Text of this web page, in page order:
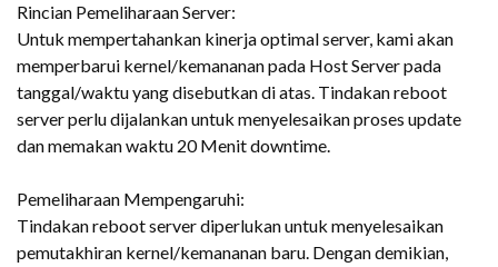
Rincian Pemeliharaan Server:
Untuk mempertahankan kinerja optimal server, kami akan
memperbarui kernel/kemananan pada Host Server pada
tanggal/waktu yang disebutkan di atas. Tindakan reboot
server perlu dijalankan untuk menyelesaikan proses update
dan memakan waktu 20 Menit downtime.
Pemeliharaan Mempengaruhi:
Tindakan reboot server diperlukan untuk menyelesaikan
pemutakhiran kernel/kemananan baru. Dengan demikian,